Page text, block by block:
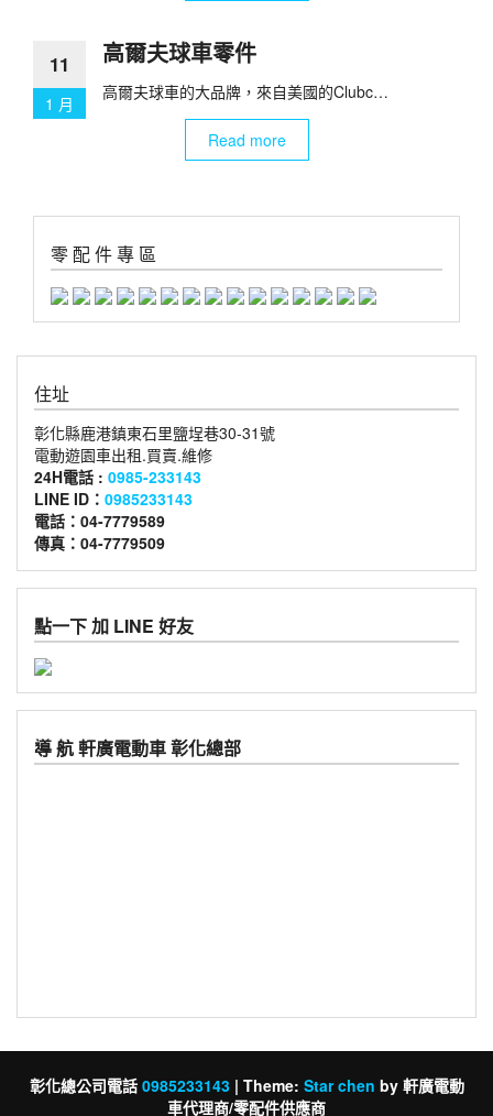
11
1 月
高爾夫球車零件
高爾夫球車的大品牌，來自美國的Clubc…
Read more
零 配 件 專 區
住址
彰化縣鹿港鎮東石里鹽埕巷30-31號
電動遊園車出租.買賣.維修
24H電話 : 0985-233143
LINE ID： 0985233143
電話：04-7779589
傳真：04-7779509
點一下 加 LINE 好友
導 航 軒廣電動車 彰化總部
彰化總公司電話 0985233143 | Theme: Star chen by 軒廣電動
車代理商/零配件供應商